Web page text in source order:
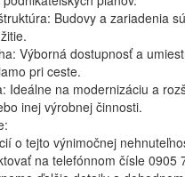
Budovy a zariadenia
Výborná dostupnosť a
pri ceste.
Ideálne na modernizáciu a
inej výrobnej činnosti.
o tejto výnimočnej
na telefónnom čísle 0905